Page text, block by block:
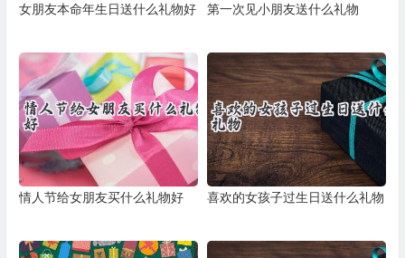
女朋友本命年生日送什么礼物好 第一次见小朋友送什么礼物
情人节给女朋友买什么礼物好 喜欢的女孩子过生日送什么礼物